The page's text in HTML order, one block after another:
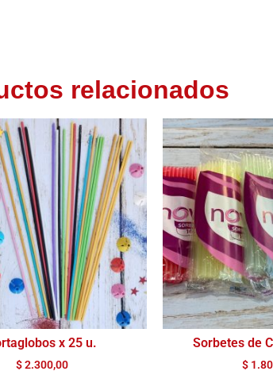
relacionados
x 25 u.
$2.300,00
Sorbetes de
$